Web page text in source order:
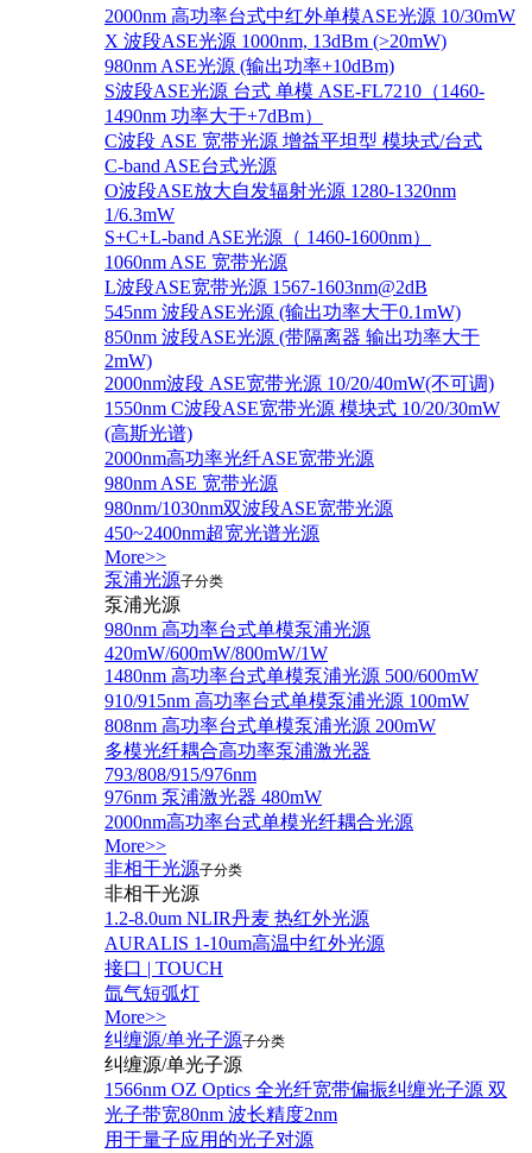
2000nm 高功率台式中红外单模ASE光源 10/30mW
X 波段ASE光源 1000nm, 13dBm (>20mW)
980nm ASE光源 (输出功率+10dBm)
S波段ASE光源 台式 单模 ASE-FL7210（1460-
1490nm 功率大于+7dBm）
C波段 ASE 宽带光源 增益平坦型 模块式/台式
C-band ASE台式光源
O波段ASE放大自发辐射光源 1280-1320nm
1/6.3mW
S+C+L-band ASE光源（ 1460-1600nm）
1060nm ASE 宽带光源
L波段ASE宽带光源 1567-1603nm@2dB
545nm 波段ASE光源 (输出功率大于0.1mW)
850nm 波段ASE光源 (带隔离器 输出功率大于
2mW)
2000nm波段 ASE宽带光源 10/20/40mW(不可调)
1550nm C波段ASE宽带光源 模块式 10/20/30mW
(高斯光谱)
2000nm高功率光纤ASE宽带光源
980nm ASE 宽带光源
980nm/1030nm双波段ASE宽带光源
450~2400nm超宽光谱光源
More>>
泵浦光源子分类
泵浦光源
980nm 高功率台式单模泵浦光源
420mW/600mW/800mW/1W
1480nm 高功率台式单模泵浦光源 500/600mW
910/915nm 高功率台式单模泵浦光源 100mW
808nm 高功率台式单模泵浦光源 200mW
多模光纤耦合高功率泵浦激光器
793/808/915/976nm
976nm 泵浦激光器 480mW
2000nm高功率台式单模光纤耦合光源
More>>
非相干光源子分类
非相干光源
1.2-8.0um NLIR丹麦 热红外光源
AURALIS 1-10um高温中红外光源
接口 | TOUCH
氙气短弧灯
More>>
纠缠源/单光子源子分类
纠缠源/单光子源
1566nm OZ Optics 全光纤宽带偏振纠缠光子源 双
光子带宽80nm 波长精度2nm
用于量子应用的光子对源